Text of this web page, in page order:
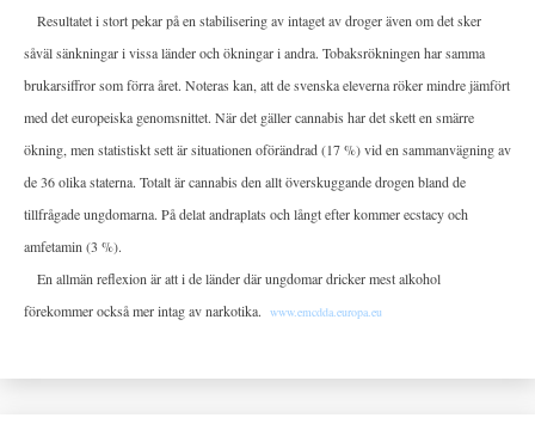
Resultatet i stort pekar på en stabilisering av intaget av droger även om det sker
såväl sänkningar i vissa länder och ökningar i andra. Tobaksrökningen har samma
brukarsiffror som förra året. Noteras kan, att de svenska eleverna röker mindre jämfört
med det europeiska genomsnittet. När det gäller cannabis har det skett en smärre
ökning, men statistiskt sett är situationen oförändrad (17 %) vid en sammanvägning av
de 36 olika staterna. Totalt är cannabis den allt överskuggande drogen bland de
tillfrågade ungdomarna. På delat andraplats och långt efter kommer ecstacy och
amfetamin (3 %).
En allmän reflexion är att i de länder där ungdomar dricker mest alkohol
förekommer också mer intag av narkotika. www.emcdda.europa.eu